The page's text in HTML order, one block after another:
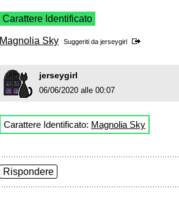
Carattere Identificato
Magnolia Sky Suggeriti da jerseygirl
jerseygirl
06/06/2020 alle 00:07
Carattere Identificato: Magnolia Sky
Rispondere